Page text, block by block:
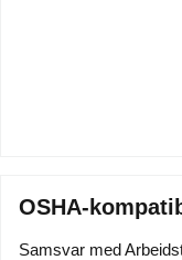
OSHA-
Samsvar med